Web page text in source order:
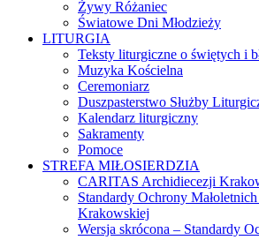
Żywy Różaniec
Światowe Dni Młodzieży
LITURGIA
Teksty liturgiczne o świętych i
Muzyka Kościelna
Ceremoniarz
Duszpasterstwo Służby
Kalendarz liturgiczny
Sakramenty
Pomoce
STREFA MIŁOSIERDZIA
CARITAS Archidiecezji
Standardy Ochrony
Krakowskiej
Wersja skrócona – Standardy